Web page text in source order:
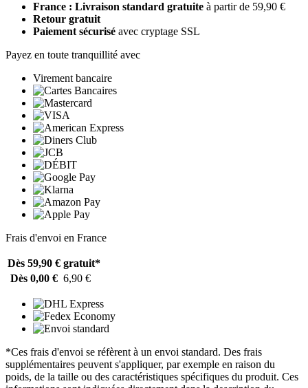
France : Livraison standard gratuite à partir de 59,90 €
Retour gratuit
Paiement sécurisé avec cryptage SSL
Payez en toute tranquillité avec
Virement bancaire
Frais d'envoi en France
Dès 59,90 € gratuit*
Dès 0,00 € 6,90 €
*Ces frais d'envoi se réfèrent à un envoi standard. Des frais
supplémentaires peuvent s'appliquer, par exemple en raison du
poids, de la taille ou des caractéristiques spécifiques du produit. Ces